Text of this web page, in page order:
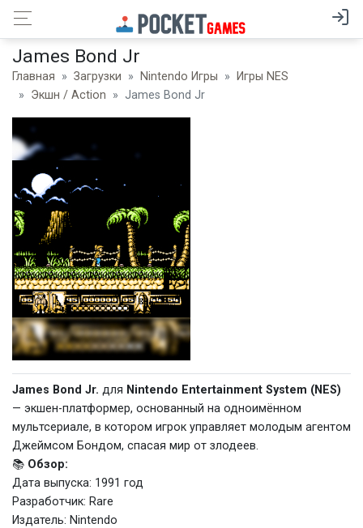
James Bond Jr
Главная Загрузки Nintendo Игры
Игры NES
Экшн / Action
James Bond Jr
James Bond Jr. для Nintendo Entertainment System (NES)
— экшен-платформер, основанный на одноимённом
мультсериале, в котором игрок управляет молодым агентом
Джеймсом Бондом, спасая мир от злодеев.
📚 Обзор:
Дата выпуска: 1991 год
Разработчик: Rare
Издатель: Nintendo